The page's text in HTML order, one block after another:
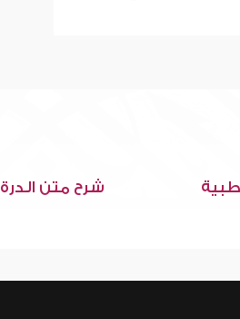
شرح متن الدرة